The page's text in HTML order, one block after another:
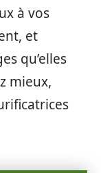
à vos
et
qu’elles
mieux,